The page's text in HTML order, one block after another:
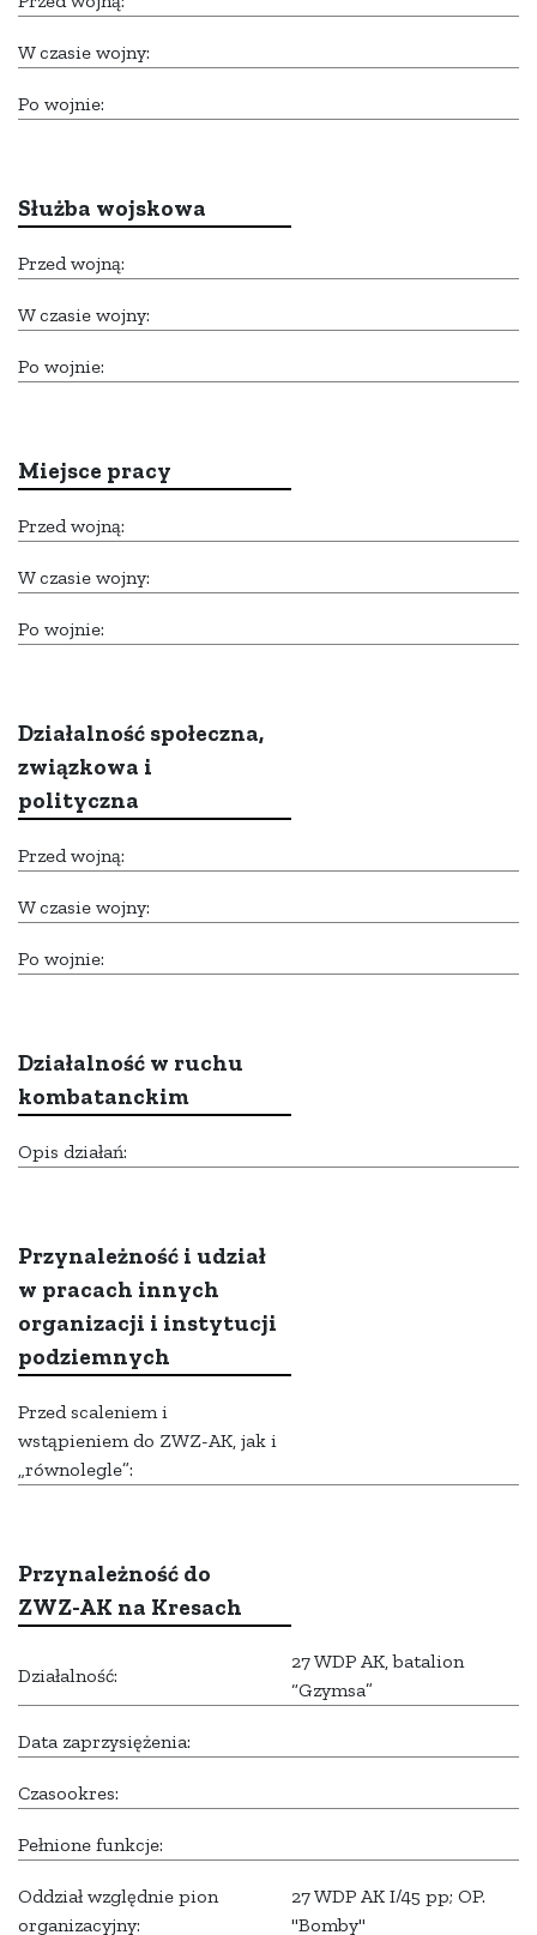
W czasie wojny:
Po wojnie:
Służba wojskowa
Przed wojną:
W czasie wojny:
Po wojnie:
Miejsce pracy
Przed wojną:
W czasie wojny:
Po wojnie:
Działalność społeczna,
związkowa i
polityczna
Przed wojną:
W czasie wojny:
Po wojnie:
Działalność w ruchu
kombatanckim
Opis działań:
Przynależność i udział
w pracach innych
organizacji i instytucji
podziemnych
Przed scaleniem i
wstąpieniem do ZWZ-AK, jak i
„równolegle”:
Przynależność do
ZWZ-AK na Kresach
Działalność:
27 WDP AK, batalion
“Gzymsa”
Data zaprzysiężenia:
Czasookres:
Pełnione funkcje:
Oddział względnie pion
organizacyjny:
27 WDP AK I/45 pp; OP.
"Bomby"